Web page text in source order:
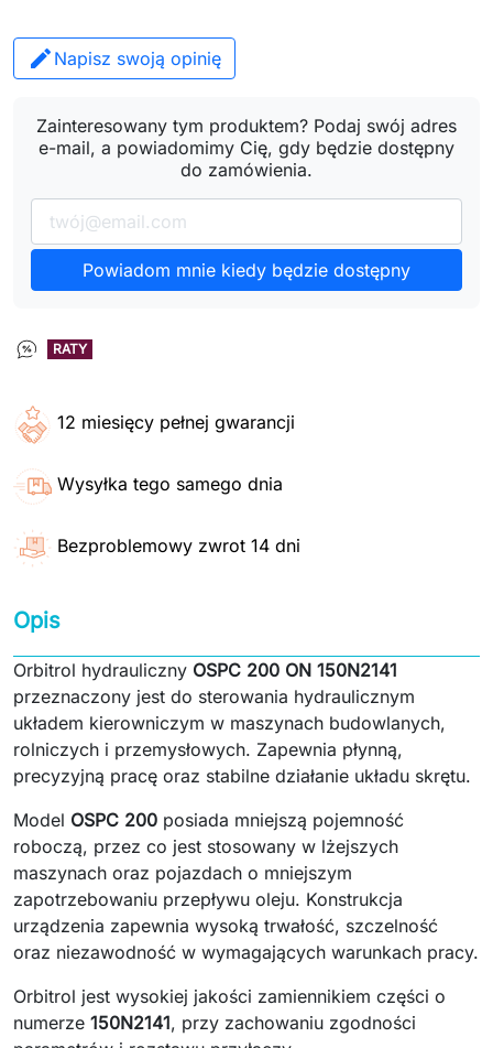
Napisz swoją opinię
Zainteresowany tym produktem? Podaj swój adres
e-mail, a powiadomimy Cię, gdy będzie dostępny
do zamówienia.
Powiadom mnie kiedy będzie dostępny
RATY
12 miesięcy pełnej gwarancji
Wysyłka tego samego dnia
Bezproblemowy zwrot 14 dni
Opis
Orbitrol hydrauliczny OSPC 200 ON 150N2141
przeznaczony jest do sterowania hydraulicznym
układem kierowniczym w maszynach budowlanych,
rolniczych i przemysłowych. Zapewnia płynną,
precyzyjną pracę oraz stabilne działanie układu skrętu.
Model OSPC 200 posiada mniejszą pojemność
roboczą, przez co jest stosowany w lżejszych
maszynach oraz pojazdach o mniejszym
zapotrzebowaniu przepływu oleju. Konstrukcja
urządzenia zapewnia wysoką trwałość, szczelność
oraz niezawodność w wymagających warunkach pracy.
Orbitrol jest wysokiej jakości zamiennikiem części o
numerze 150N2141, przy zachowaniu zgodności